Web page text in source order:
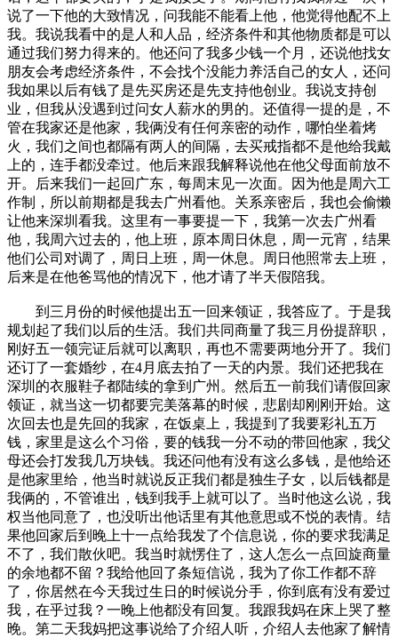
说了一下他的大致情况，问我能不能看上他，他觉得他配不上
我。我说我看中的是人和人品，经济条件和其他物质都是可以
通过我们努力得来的。他还问了我多少钱一个月，还说他找女
朋友会考虑经济条件，不会找个没能力养活自己的女人，还问
我如果以后有钱了是先买房还是先支持他创业。我说支持创
业，但我从没遇到过问女人薪水的男的。还值得一提的是，不
管在我家还是他家，我俩没有任何亲密的动作，哪怕坐着烤
火，我们之间也都隔有两人的间隔，去买戒指都不是他给我戴
上的，连手都没牵过。他后来跟我解释说他在他父母面前放不
开。后来我们一起回广东，每周末见一次面。因为他是周六工
作制，所以前期都是我去广州看他。关系亲密后，我也会偷懒
让他来深圳看我。这里有一事要提一下，我第一次去广州看
他，我周六过去的，他上班，原本周日休息，周一元宵，结果
他们公司对调了，周日上班，周一休息。周日他照常去上班，
后来是在他爸骂他的情况下，他才请了半天假陪我。
到三月份的时候他提出五一回来领证，我答应了。于是我
规划起了我们以后的生活。我们共同商量了我三月份提辞职，
刚好五一领完证后就可以离职，再也不需要两地分开了。我们
还订了一套婚纱，在4月底去拍了一天的内景。我们还把我在
深圳的衣服鞋子都陆续的拿到广州。然后五一前我们请假回家
领证，就当这一切都要完美落幕的时候，悲剧却刚刚开始。这
次回去也是先回的我家，在饭桌上，我提到了我要彩礼五万
钱，家里是这么个习俗，要的钱我一分不动的带回他家，我父
母还会打发我几万块钱。我还问他有没有这么多钱，是他给还
是他家里给，他当时就说反正我们都是独生子女，以后钱都是
我俩的，不管谁出，钱到我手上就可以了。当时他这么说，我
权当他同意了，也没听出他话里有其他意思或不悦的表情。结
果他回家后到晚上十一点给我发了个信息说，你的要求我满足
不了，我们散伙吧。我当时就愣住了，这人怎么一点回旋商量
的余地都不留？我给他回了条短信说，我为了你工作都不辞
了，你居然在今天我过生日的时候说分手，你到底有没有爱过
我，在乎过我？一晚上他都没有回复。我跟我妈在床上哭了整
晚。第二天我妈把这事说给了介绍人听，介绍人去他家了解情